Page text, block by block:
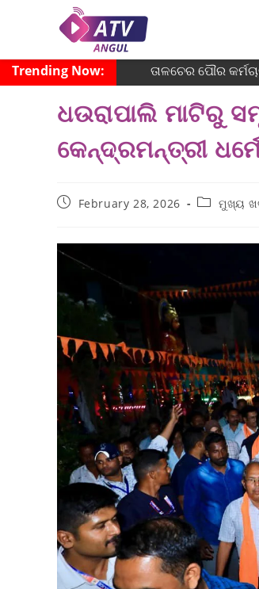
Trending Now: ତାଳଚେର ପୌର
ଧଉରାପାଲି ମାଟିରୁ
କେନ୍ଦ୍ରମନ୍ତ୍ରୀ
February 28, 2026 ମୁଖ୍ୟ